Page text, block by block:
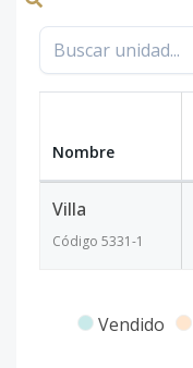
Nombre
Villa
Código 5331-1
Vendido